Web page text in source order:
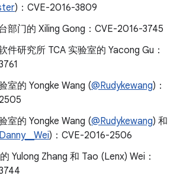
)：CVE-2016-3809
部门的 Xiling Gong：CVE-2016-3745
件研究所 TCA 实验室的 Yacong Gu：
室的 Yongke Wang (@Rudykewang)：
室的 Yongke Wang (@Rudykewang) 和
)：CVE-2016-2506
Yulong Zhang 和 Tao (Lenx) Wei：